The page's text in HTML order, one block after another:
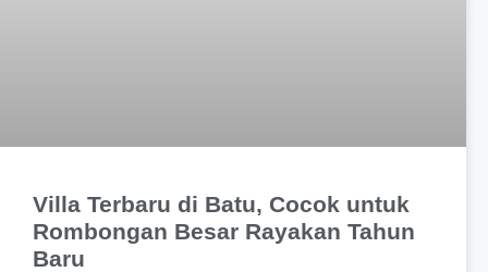
Villa Terbaru di Batu, Cocok untuk
Rombongan Besar Rayakan Tahun
Baru